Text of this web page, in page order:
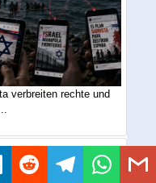
verbreiten rechte und
Judenhass